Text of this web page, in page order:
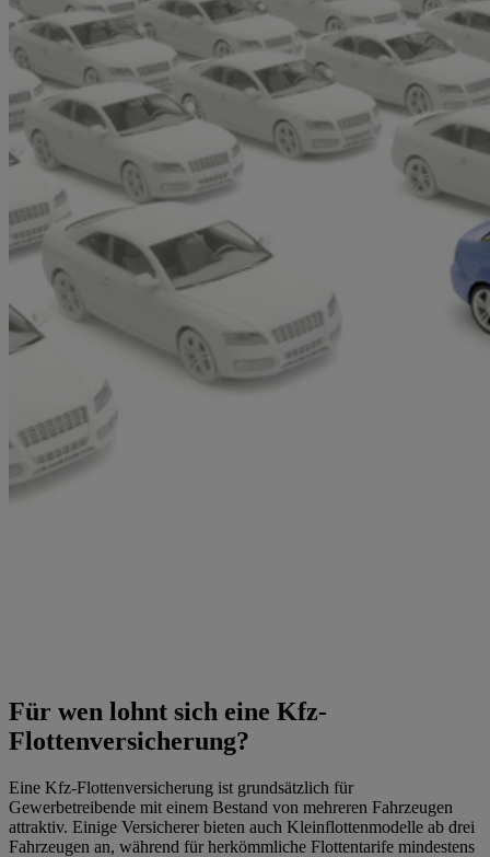
Für wen lohnt sich eine Kfz-
Flottenversicherung?
Eine Kfz-Flottenversicherung ist grundsätzlich für
Gewerbetreibende mit einem Bestand von mehreren Fahrzeugen
attraktiv. Einige Versicherer bieten auch Kleinflottenmodelle ab drei
Fahrzeugen an, während für herkömmliche Flottentarife mindestens